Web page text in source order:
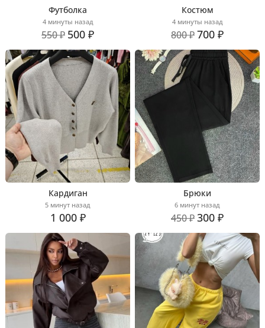
Футболка
4 минуты назад
550 ₽ 500 ₽
Костюм
4 минуты назад
800 ₽700 ₽
Кардиган
5 минут назад
1 000 ₽
Брюки
6 минут назад
450 ₽300 ₽